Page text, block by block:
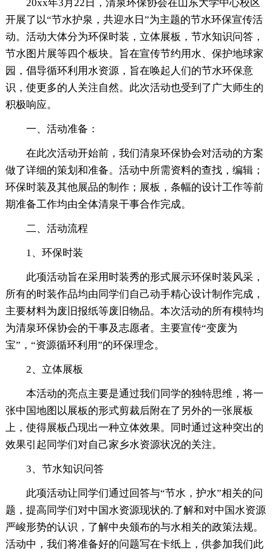
20xx年3月22日，清泉环保协会在山东大学中心校区
开展了以“节水护泉，共迎水日”为主题的节水环保宣传活
动。活动大体分为环保时装，立体展板，节水知识问答，
节水图片展等四个板块。旨在宣传节约用水、保护地球家
园，倡导循环利用水资源，旨在唤起人们的节水环保意
识，使更多的人关注自然。此次活动也受到了广大师生的
积极响应。
一、活动准备：
在此次活动开始前，我们清泉环保协会对活动的方案
做了详细的策划和准备。活动中所需资料的查找，编辑；
环保时装及其他展品的制作；展板，条幅的设计工作等前
期准备工作均由全体清泉干事合作完成。
二、活动流程
1、环保时装
此项活动旨在采用时装秀的形式展示环保时装风采，
所有的时装作品均由同学们自己动手精心设计制作完成，
主要材料为废旧报纸等废旧物品。本次活动的所有模特均
为清泉环保协会的干事及志愿者。主要宣传“变废为
宝”，“资源循环利用”的环保理念。
2、立体展板
本活动的亮点主要是通过我们同学的独特思维，将一
张中国地图以展板的形式剪裁后附在了另外的一张展板
上，使得展板凸现出一种立体效果。同时通过这种突出的
效果引起同学们对自己家乡水资源状况的关注。
3、节水知识问答
此项活动让同学们通过回答与“节水，护水”相关的问
题，提高同学们对中国水资源现状的.了解和对中国水资源
严峻形势的认识，了解中央颁布的与水相关的政策法规。
活动中，我们将准备好的问题写在卡纸上，供参加我们此